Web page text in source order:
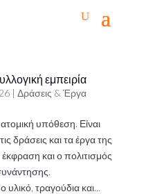
εμπειρία
| Δράσεις & Έργα
ατομική υπόθεση. Είναι
δράσεις και τα έργα της
και ο πολιτισμός
υλικό, τραγούδια και...